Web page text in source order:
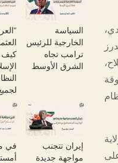
السياسة
الخارجية للرئيس
ترامب تجاه
الشرق الأوسط
إيران تتجنب
مواجهة جديدة
في
على